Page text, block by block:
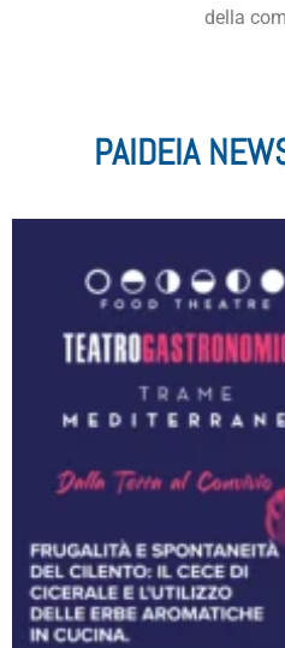
della
PAIDEIA